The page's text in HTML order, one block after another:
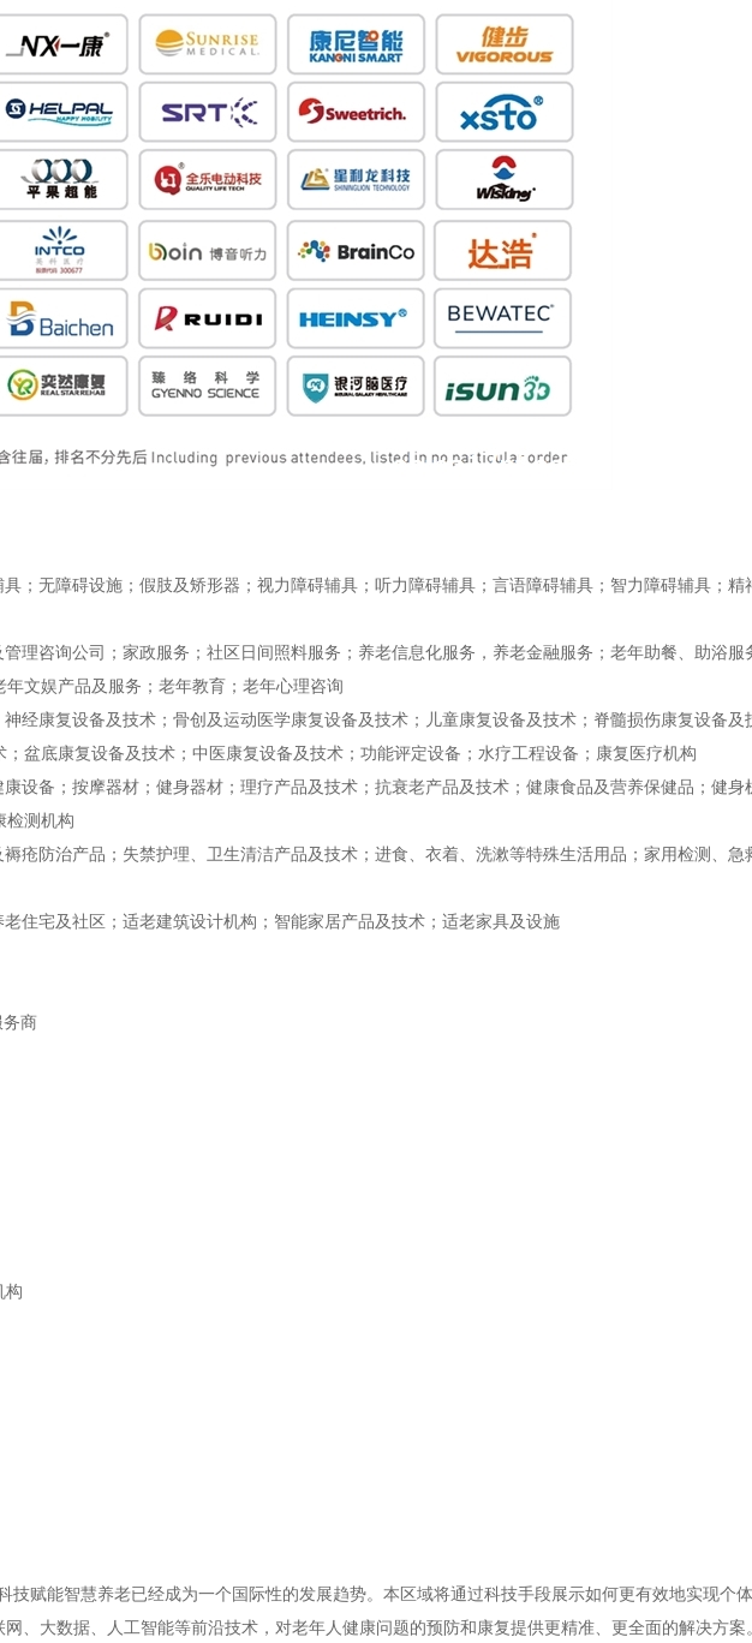
；无障碍设施；假肢及矫形器；视力障碍辅具；听力障碍辅具；言语障碍辅具；智力障碍辅具；精
理咨询公司；家政服务；社区日间照料服务；养老信息化服务，养老金融服务；老年助餐、助浴服
年文娱产品及服务；老年教育；老年心理咨询
经康复设备及技术；骨创及运动医学康复设备及技术；儿童康复设备及技术；脊髓损伤康复设备及
；盆底康复设备及技术；中医康复设备及技术；功能评定设备；水疗工程设备；康复医疗机构
设备；按摩器材；健身器材；理疗产品及技术；抗衰老产品及技术；健康食品及营养保健品；健身
检测机构
疮防治产品；失禁护理、卫生清洁产品及技术；进食、衣着、洗漱等特殊生活用品；家用检测、急
住宅及社区；适老建筑设计机构；智能家居产品及技术；适老家具及设施
务商
构
技赋能智慧养老已经成为一个国际性的发展趋势。本区域将通过科技手段展示如何更有效地实现个
、大数据、人工智能等前沿技术，对老年人健康问题的预防和康复提供更精准、更全面的解决方案